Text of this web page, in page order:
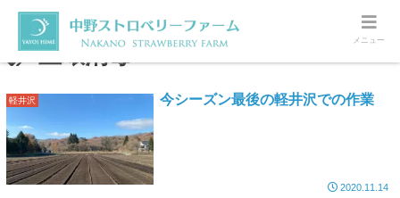
土壌消毒
軽井沢 今シーズン最後の軽井沢での作業
2020.11.14
メニュー